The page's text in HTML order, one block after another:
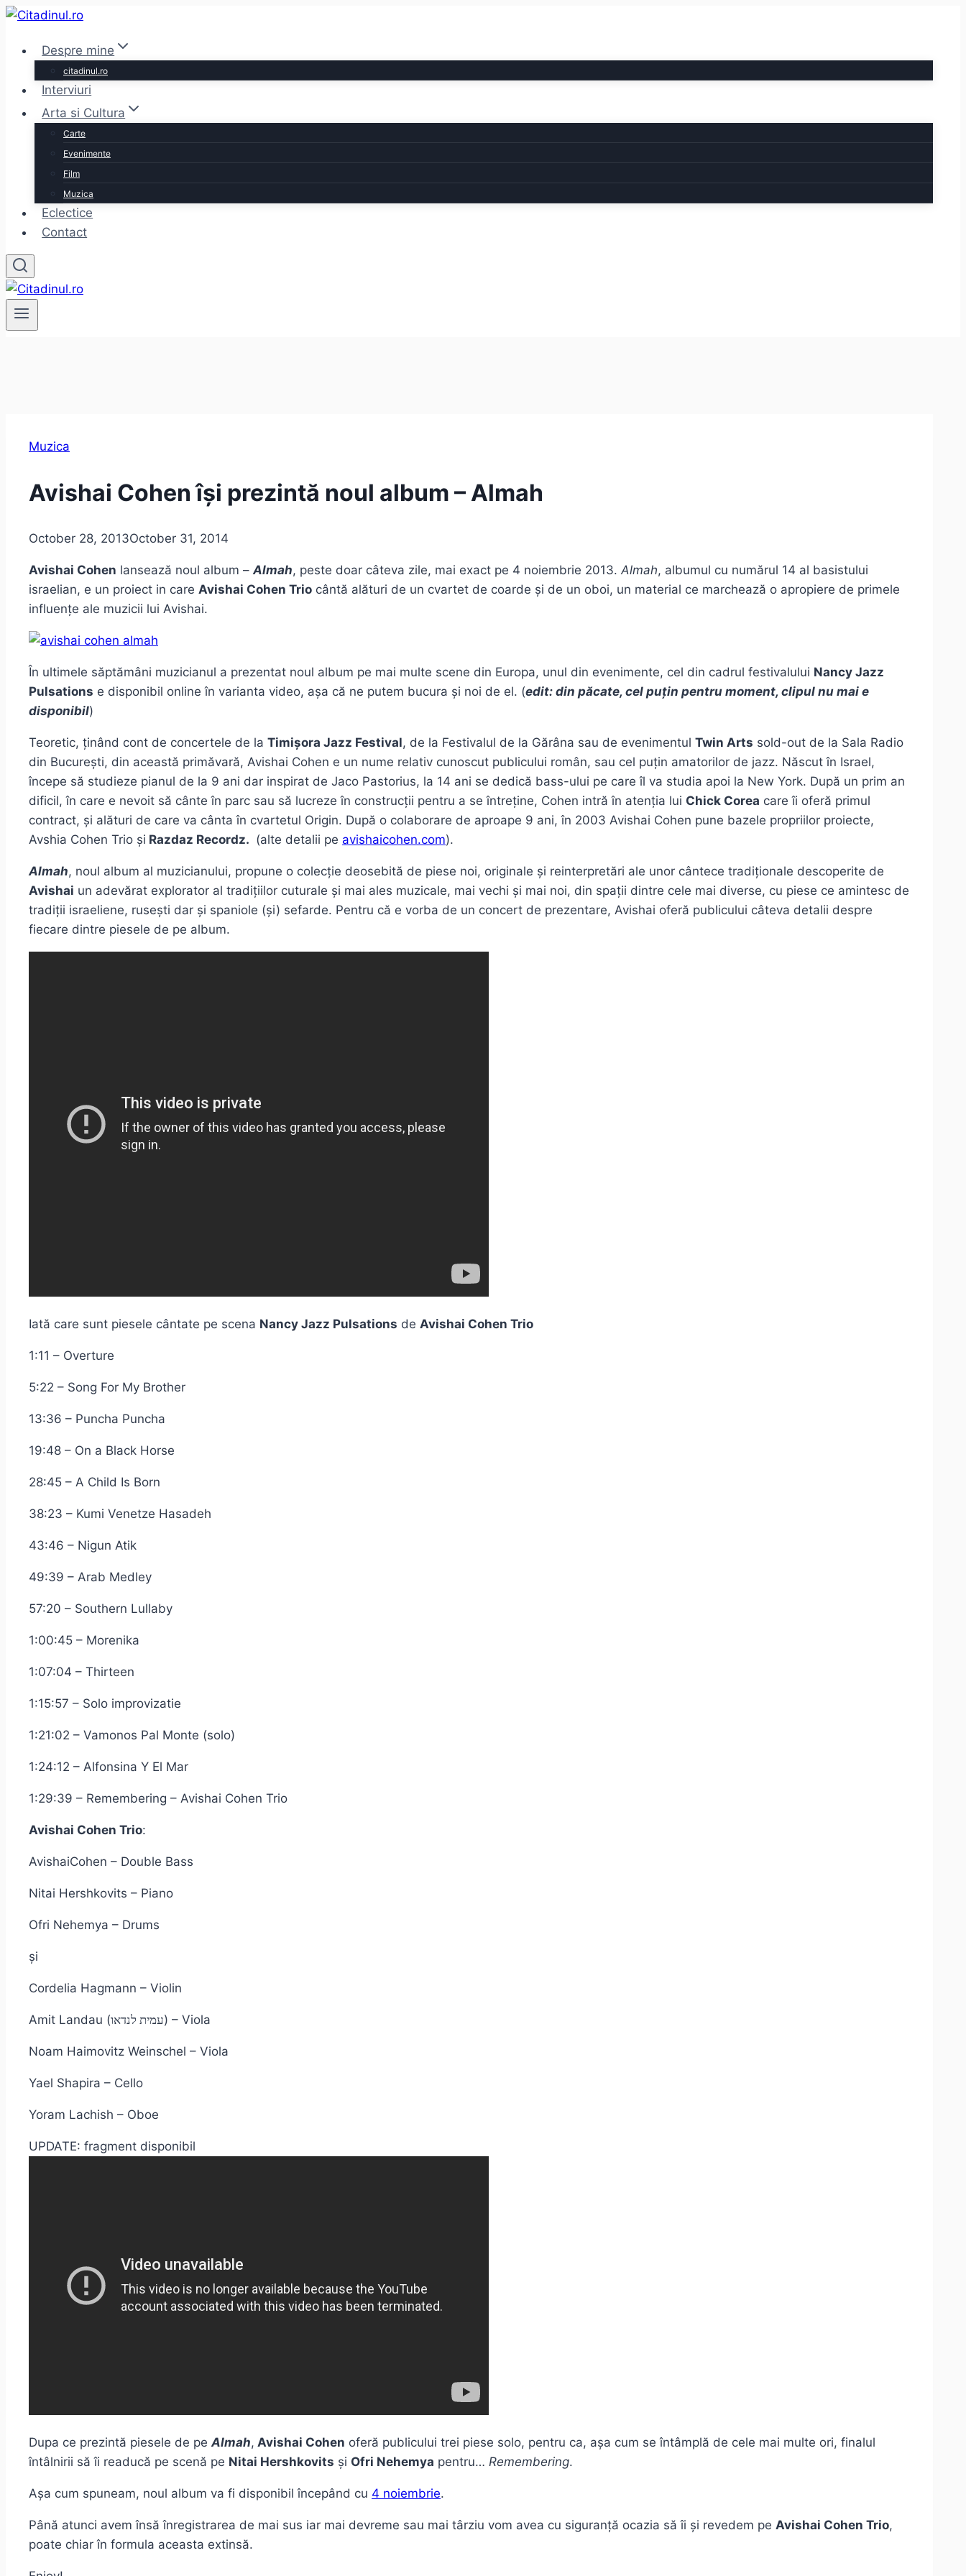
Skip
contentDespre mine
citadinul.ro
Interviuri
Arta si Cultura
Carte
Evenimente
Film
Muzica
Eclectice
Contact
Muzica
Avishai Cohen își prezintă noul album – Almah
October 28, 2013October 31, 2014
Avishai Cohen lansează noul album –Almah, peste doar câteva zile, mai exact pe 4 noiembrie 2013. Almah, albumul cu numărul 14 al basistului
israelian, e un proiect in care Avishai Cohen Trio cântă alături de un cvartet de coarde și de un oboi, un material ce marchează o apropiere de primele
influențe ale muzicii lui Avishai.
În ultimele săptămâni muzicianul a prezentat noul album pe mai multe scene din Europa, unul din evenimente, cel din cadrul festivalului Nancy Jazz
Pulsations e disponibil online în varianta video, așa că ne putem bucura și noi de el. (edit: din păcate, cel puțin pentru moment, clipul nu mai e
disponibil)
Teoretic, ținând cont de concertele de la Timișora Jazz Festival, de la Festivalul de la Gărâna sau de evenimentul Twin Arts sold-out de la Sala Radio
din București, din această primăvară, Avishai Cohen e un nume relativ cunoscut publicului român, sau cel puțin amatorilor de jazz. Născut în Israel,
începe să studieze pianul de la 9 ani dar inspirat de Jaco Pastorius, la 14 ani se dedică bass-ului pe care îl va studia apoi la New York. După un prim an
dificil, în care e nevoit să cânte în parc sau să lucreze în construcții pentru a se întreține, Cohen intră în atenția lui Chick Corea care îi oferă primul
contract, și alături de care va cânta în cvartetul Origin. După o colaborare de aproape 9 ani, în 2003 Avishai Cohen pune bazele propriilor proiecte,
Avshia Cohen Trio și Razdaz Recordz. (alte detalii pe avishaicohen.com).
Almah, noul album al muzicianului, propune o colecție deosebită de piese noi, originale și reinterpretări ale unor cântece tradiționale descoperite de
Avishai un adevărat explorator al tradițiilor cuturale și mai ales muzicale, mai vechi și mai noi, din spații dintre cele mai diverse, cu piese ce amintesc de
tradiții israeliene, rusești dar și spaniole (și) sefarde. Pentru că e vorba de un concert de prezentare, Avishai oferă publicului câteva detalii despre
fiecare dintre piesele de pe album.
Iată care sunt piesele cântate pe scena Nancy Jazz Pulsations de Avishai Cohen Trio
1:11 – Overture
5:22 – Song For My Brother
13:36 – Puncha Puncha
19:48 – On a Black Horse
28:45 – A Child Is Born
38:23 – Kumi Venetze Hasadeh
43:46 – Nigun Atik
49:39 – Arab Medley
57:20 – Southern Lullaby
1:00:45 – Morenika
1:07:04 – Thirteen
1:15:57 – Solo improvizatie
1:21:02 – Vamonos Pal Monte (solo)
1:24:12 – Alfonsina Y El Mar
1:29:39 – Remembering – Avishai Cohen Trio
Avishai Cohen Trio:
AvishaiCohen – Double Bass
Nitai Hershkovits – Piano
Ofri Nehemya – Drums
și
Cordelia Hagmann – Violin
Amit Landau (עמית לנדאו) – Viola
Noam Haimovitz Weinschel – Viola
Yael Shapira – Cello
Yoram Lachish – Oboe
UPDATE: fragment disponibil
Dupa ce prezintă piesele de peAlmah, Avishai Cohen oferă publicului trei piese solo, pentru ca, așa cum se întâmplă de cele mai multe ori, finalul
întâlnirii să îi readucă pe scenă pe Nitai Hershkovits și Ofri Nehemya pentru… Remembering.
Așa cum spuneam, noul album va fi disponibil începând cu 4 noiembrie.
Până atunci avem însă înregistrarea de mai sus iar mai devreme sau mai târziu vom avea cu siguranță ocazia să îi și revedem pe Avishai Cohen Trio,
poate chiar în formula aceasta extinsă.